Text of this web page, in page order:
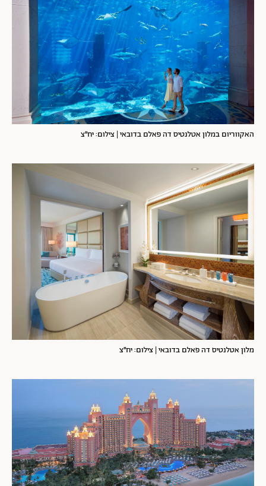
האקווריום במלון אטלנטיס דה פאלם בדובאי | צילום: יח״צ
מלון אטלנטיס דה פאלם בדובאי | צילום: יח״צ